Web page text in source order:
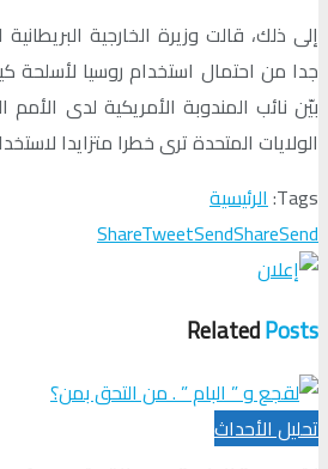
إلى ذلك، قالت وزيرة الخارجية
جدا من احتمال استخدام روسيا لأسلحة
بيّن نائب المندوبة الأمريكية لدى
الولايات المتحدة ترى خطرا متزايدا
Tags: الرئيسية
ShareTweetSendShareSend
RelatedPosts
تحلیل الأحداث